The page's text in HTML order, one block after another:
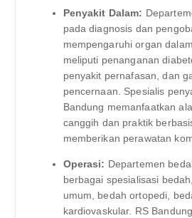
Penyakit Dalam:
pada diagnosis dan
mempengaruhi organ
meliputi penanganan
penyakit pernafasan, dan
pencernaan. Spesialis
Bandung memanfaatkan
canggih dan praktik
memberikan perawatan
Operasi: Departemen
berbagai spesialisasi
umum, bedah ortopedi,
kardiovaskular. RS